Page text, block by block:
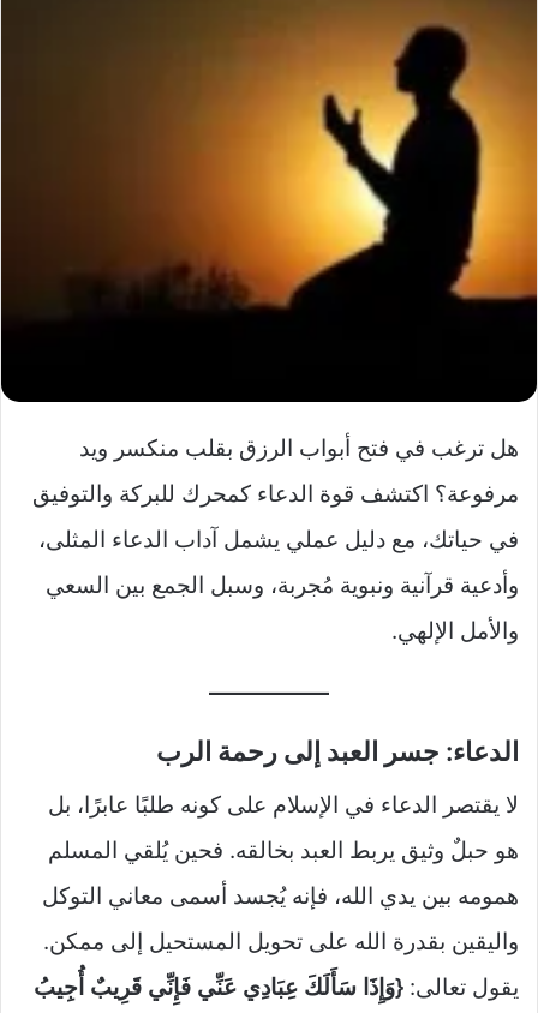
هل ترغب في فتح أبواب الرزق بقلب منكسر ويد
مرفوعة؟ اكتشف قوة الدعاء كمحرك للبركة والتوفيق
في حياتك، مع دليل عملي يشمل آداب الدعاء المثلى،
وأدعية قرآنية ونبوية مُجربة، وسبل الجمع بين السعي
والأمل الإلهي.
الدعاء: جسر العبد إلى رحمة الرب
لا يقتصر الدعاء في الإسلام على كونه طلبًا عابرًا، بل
هو حبلٌ وثيق يربط العبد بخالقه. فحين يُلقي المسلم
همومه بين يدي الله، فإنه يُجسد أسمى معاني التوكل
واليقين بقدرة الله على تحويل المستحيل إلى ممكن.
يقول تعالى: {وَإِذَا سَأَلَكَ عِبَادِي عَنِّي فَإِنِّي قَرِيبٌ أُجِيبُ